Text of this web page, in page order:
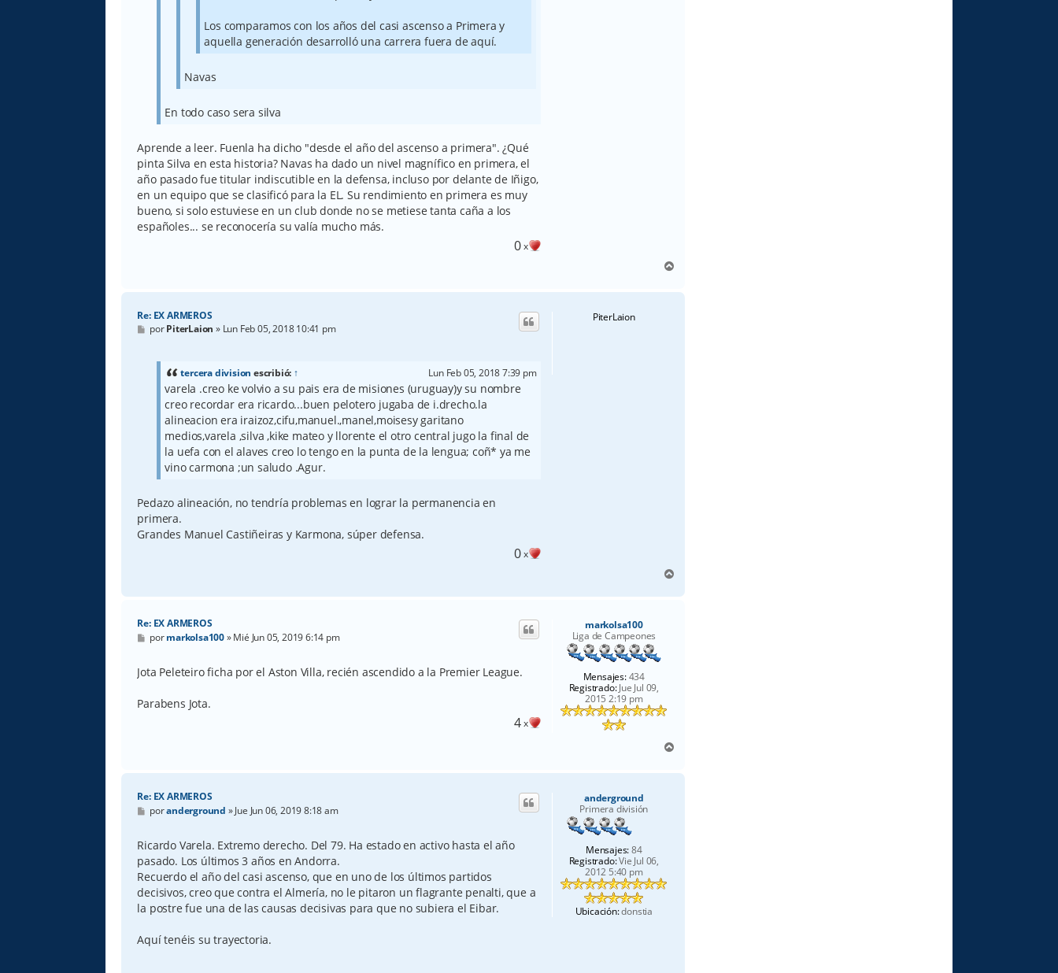
Los comparamos con los años del casi ascenso a Primera y
aquella generación desarrolló una carrera fuera de aquí.
Navas
En todo caso sera silva
Aprende a leer. Fuenla ha dicho "desde el año del ascenso a primera". ¿Qué
pinta Silva en esta historia? Navas ha dado un nivel magnífico en primera, el
año pasado fue titular indiscutible en la defensa, incluso por delante de Iñigo,
en un equipo que se clasificó para la EL. Su rendimiento en primera es muy
bueno, si solo estuviese en un club donde no se metiese tanta caña a los
españoles... se reconocería su valía mucho más.
0x
r
PiterLaion
Re: EX ARMEROS
M
porPiterLaion » Lun Feb 05, 2018 10:41 pm
tercera division escribió: ↑ Lun Feb 05, 2018 7:39 pm
varela .creo ke volvio a su pais era de misiones (uruguay)y su nombre
creo recordar era ricardo...buen pelotero jugaba de i.drecho.la
alineacion era iraizoz,cifu,manuel.,manel,moisesy garitano
medios,varela ,silva ,kike mateo y llorente el otro central jugo la final de
la uefa con el alaves creo lo tengo en la punta de la lengua; coñ* ya me
vino carmona ;un saludo .Agur.
Pedazo alineación, no tendría problemas en lograr la permanencia en
primera.
Grandes Manuel Castiñeiras y Karmona, súper defensa.
0x
r
markolsa100
Liga de Campeones
Mensajes:434
Registrado:Jue Jul 09,
2015 2:19 pm
Re: EX ARMEROS
M
e
s
a
e
pormarkolsa100»Mié Jun 05, 2019 6:14 pm
Jota Peleteiro ficha por el Aston Villa, recién ascendido a la Premier League.
Parabens Jota.
4x
r
anderground
Primera división
Mensajes:84
Registrado:Vie Jul 06,
2012 5:40 pm
Ubicación:donstia
Re: EX ARMEROS
M
e
s
a
j
e
poranderground »Jue Jun 06, 2019 8:18 am
Ricardo Varela. Extremo derecho. Del 79. Ha estado en activo hasta el año
pasado. Los últimos 3 años en Andorra.
Recuerdo el año del casi ascenso, que en uno de los últimos partidos
decisivos, creo que contra el Almería, no le pitaron un flagrante penalti, que a
la postre fue una de las causas decisivas para que no subiera el Eibar.
Aquí tenéis su trayectoria.